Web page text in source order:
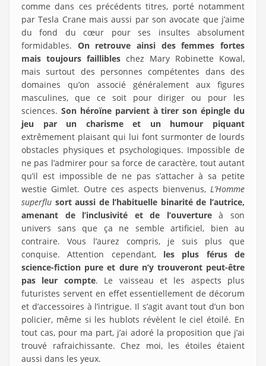
comme dans ces précédents titres, porté notamment
par Tesla Crane mais aussi par son avocate que j’aime
du fond du cœur pour ses insultes absolument
formidables. On retrouve ainsi des femmes fortes
mais toujours faillibles chez Mary Robinette Kowal,
mais surtout des personnes compétentes dans des
domaines qu’on associé généralement aux figures
masculines, que ce soit pour diriger ou pour les
sciences. Son héroïne parvient à tirer son épingle du
jeu par un charisme et un humour piquant
extrêmement plaisant qui lui font surmonter de lourds
obstacles physiques et psychologiques. Impossible de
ne pas l’admirer pour sa force de caractère, tout autant
qu’il est impossible de ne pas s’attacher à sa petite
westie Gimlet. Outre ces aspects bienvenus, L’Homme
superflu sort aussi de l’habituelle binarité de l’autrice,
amenant de l’inclusivité et de l’ouvertureà son
univers sans que ça ne semble artificiel, bien au
contraire. Vous l’aurez compris, je suis plus que
conquise. Attention cependant,
les plus férus de
science-fiction pure et dure n’y trouveront peut-être
pas leur compte. Le vaisseau et les aspects plus
futuristes servent en effet essentiellement de décorum
et d’accessoires à l’intrigue. Il s’agit avant tout d’un bon
policier, même si les hublots révèlent le ciel étoilé. En
tout cas, pour ma part, j’ai adoré la proposition que j’ai
trouvé rafraichissante. Chez moi, les étoiles étaient
aussi dans les yeux.